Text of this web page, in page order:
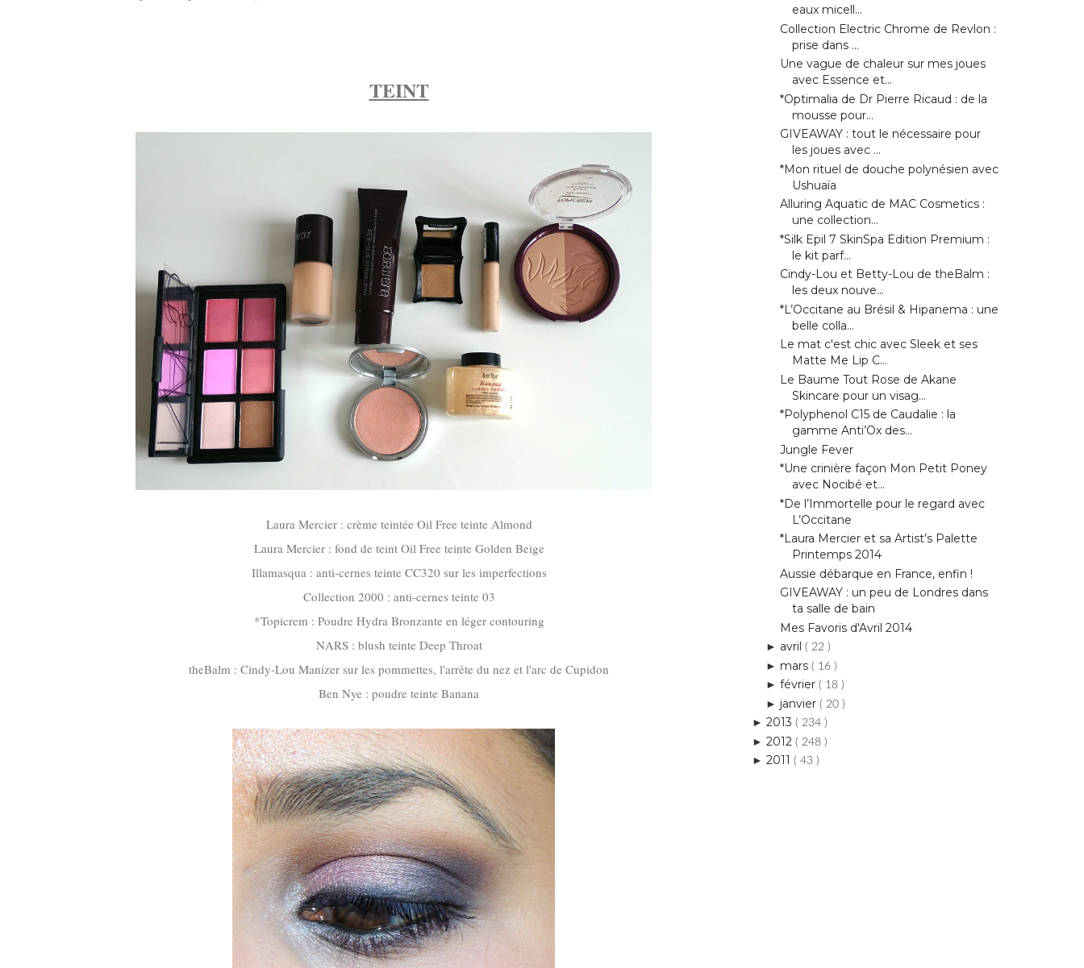
TEINT
Laura Mercier : crème teintée Oil Free teinte Almond
Laura Mercier : fond de teint Oil Free teinte Golden Beige
Illamasqua : anti-cernes teinte CC320 sur les imperfections
Collection 2000 : anti-cernes teinte 03
*Topicrem : Poudre Hydra Bronzante en léger contouring
NARS : blush teinte Deep Throat
theBalm : Cindy-Lou Manizer sur les pommettes, l'arrête du nez et l'arc de Cupidon
Ben Nye : poudre teinte Banana
eaux micell...
Collection Electric Chrome de Revlon :
prise dans ...
Une vague de chaleur sur mes joues
avec Essence et...
*Optimalia de Dr Pierre Ricaud : de la
mousse pour...
GIVEAWAY : tout le nécessaire pour
les joues avec ...
*Mon rituel de douche polynésien avec
Ushuaïa
Alluring Aquatic de MAC Cosmetics :
une collection...
*Silk Epil 7 SkinSpa Edition Premium :
le kit parf...
Cindy-Lou et Betty-Lou de theBalm :
les deux nouve...
*L’Occitane au Brésil & Hipanema : une
belle colla...
Le mat c'est chic avec Sleek et ses
Matte Me Lip C...
Le Baume Tout Rose de Akane
Skincare pour un visag...
*Polyphenol C15 de Caudalie : la
gamme Anti’Ox des...
Jungle Fever
*Une crinière façon Mon Petit Poney
avec Nocibé et...
*De l’Immortelle pour le regard avec
L’Occitane
*Laura Mercier et sa Artist’s Palette
Printemps 2014
Aussie débarque en France, enfin !
GIVEAWAY : un peu de Londres dans
ta salle de bain
Mes Favoris d'Avril 2014
► avril ( 22 )
► mars ( 16 )
► février ( 18 )
► janvier ( 20 )
► 2013 ( 234 )
► 2012 ( 248 )
► 2011 ( 43 )